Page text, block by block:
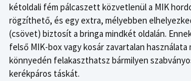
kétoldali fém pálcaszett közvetlenül a MIK
rögzíthető, és egy extra, mélyebben
(csövet) biztosít a bringa mindkét oldalán.
felső MIK-box vagy kosár zavartalan használata
könnyedén felakaszthatsz bármilyen
kerékpáros táskát.